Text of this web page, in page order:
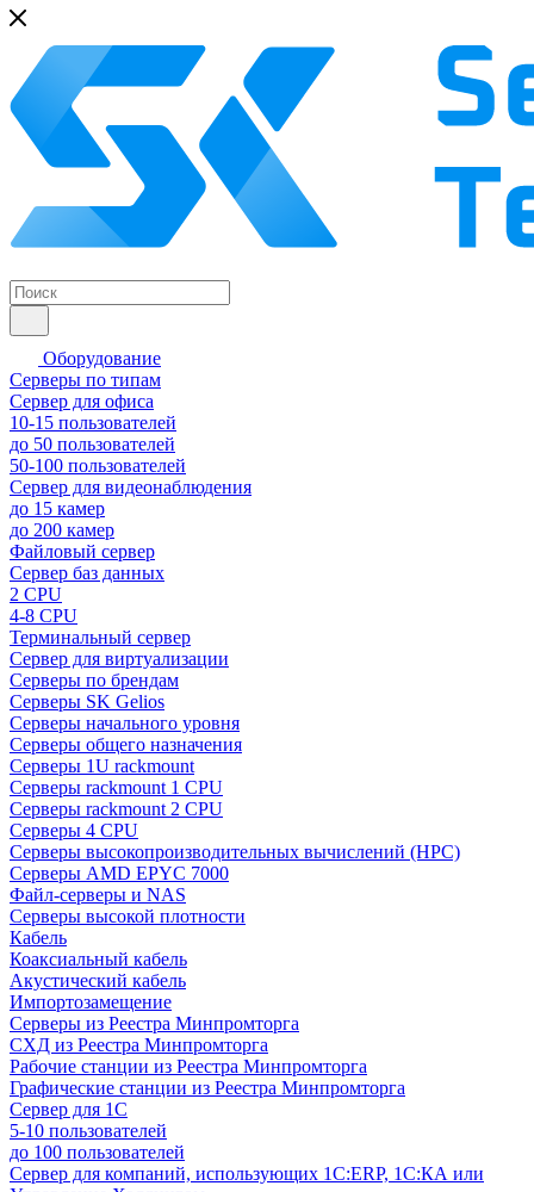
Оборудование
Серверы по типам
Сервер для офиса
10-15 пользователей
до 50 пользователей
50-100 пользователей
Сервер для видеонаблюдения
до 15 камер
до 200 камер
Файловый сервер
Сервер баз данных
2 CPU
4-8 CPU
Терминальный сервер
Сервер для виртуализации
Серверы по брендам
Серверы SK Gelios
Серверы начального уровня
Серверы общего назначения
Серверы 1U rackmount
Серверы rackmount 1 CPU
Серверы rackmount 2 CPU
Серверы 4 CPU
Серверы высокопроизводительных вычислений (HPC)
Серверы AMD EPYC 7000
Файл-серверы и NAS
Серверы высокой плотности
Кабель
Коаксиальный кабель
Акустический кабель
Импортозамещение
Серверы из Реестра Минпромторга
СХД из Реестра Минпромторга
Рабочие станции из Реестра Минпромторга
Графические станции из Реестра Минпромторга
Сервер для 1С
5-10 пользователей
до 100 пользователей
Сервер для компаний, использующих 1C:ERP, 1С:КА или